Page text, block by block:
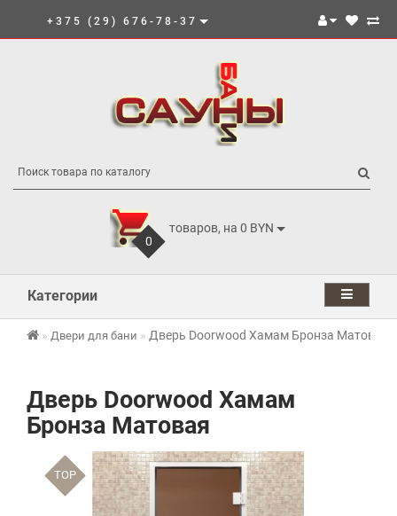
+375 (29) 676-78-37
0
товаров, на 0 BYN
Категории
Двери для бани Дверь Doorwood Хамам Бронза Матовая
Дверь Doorwood Хамам
Бронза Матовая
TOP